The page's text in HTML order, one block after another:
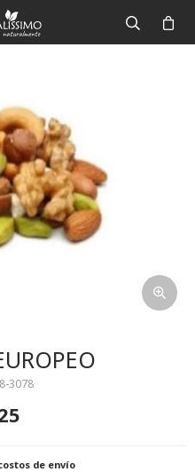
3078
de envío